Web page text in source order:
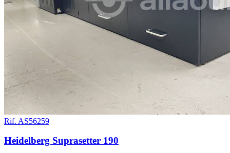
Rif. AS56259
Heidelberg Suprasetter 190